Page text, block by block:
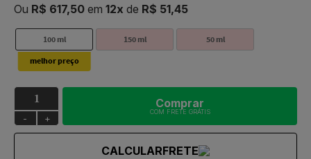
Ou R$ 617,50 em 12x de R$ 51,45
100 ml 150 ml 50 ml
- +
Comprar
COM FRETE GRÁTIS
CALCULARFRETE